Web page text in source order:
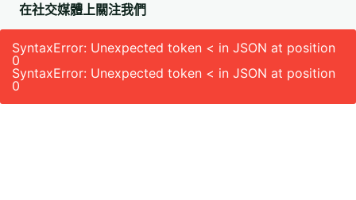
在社交媒體上關注我們
SyntaxError: Unexpected token < in JSON at position
0
SyntaxError: Unexpected token < in JSON at position
0